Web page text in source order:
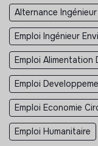
Alternance
Emploi Ingénieur
Emploi Alimentation
Emploi
Emploi Economie
Emploi Humanitaire